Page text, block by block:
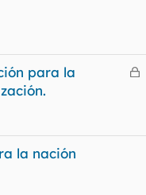
C
a
para la
la nación